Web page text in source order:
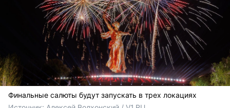
Финальные салюты будут запускать в трех локациях